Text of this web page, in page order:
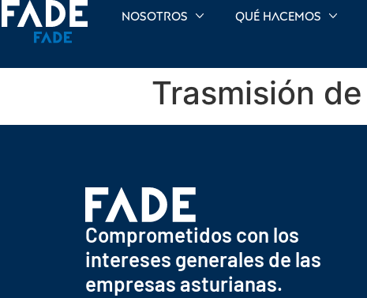
Nosotros Qué hacemos
Trasmisión
Comprometidos con los
intereses generales de las
empresas asturianas.